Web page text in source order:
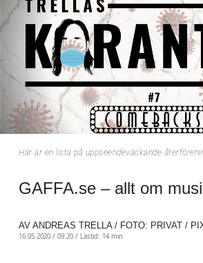
Här är en lista på uppseendeväckande
GAFFA.se – allt om
AV ANDREAS TRELLA / FOTO: PRIVAT /
16.05.2020 / 09:20 / Lästid: 14 min